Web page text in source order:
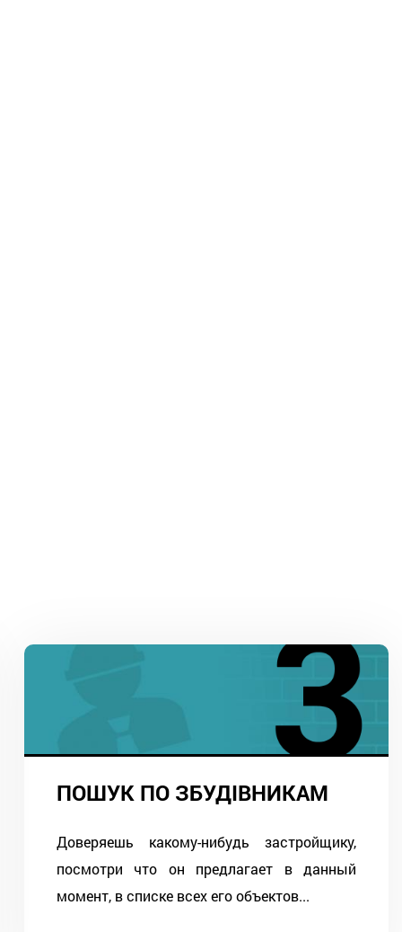
ПОШУК ПО ЗБУДІВНИКАМ
Доверяешь какому-нибудь застройщику,
посмотри что он предлагает в данный
момент, в списке всех его объектов...